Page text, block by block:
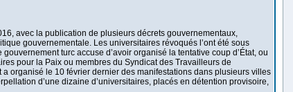
avec la publication de plusieurs décrets gouvernementaux,
gouvernementale. Les universitaires révoqués l’ont été sous
turc accuse d’avoir organisé la tentative coup d’État, ou
pour la Paix ou membres du Syndicat des Travailleurs de
organisé le 10 février dernier des manifestations dans plusieurs villes
d’une dizaine d’universitaires, placés en détention provisoire,